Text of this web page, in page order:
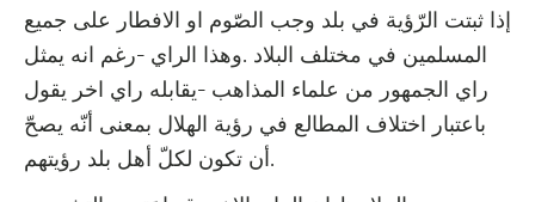
إذا ثبتت الرّؤية في بلد وجب الصّوم او الافطار على جميع
المسلمين في مختلف البلاد .وهذا الراي -رغم انه يمثل
راي الجمهور من علماء المذاهب -يقابله راي اخر يقول
باعتبار اختلاف المطالع في رؤية الهلال بمعنى أنّه يصحّ
أن تكون لكلّ أهل بلد رؤيتهم.